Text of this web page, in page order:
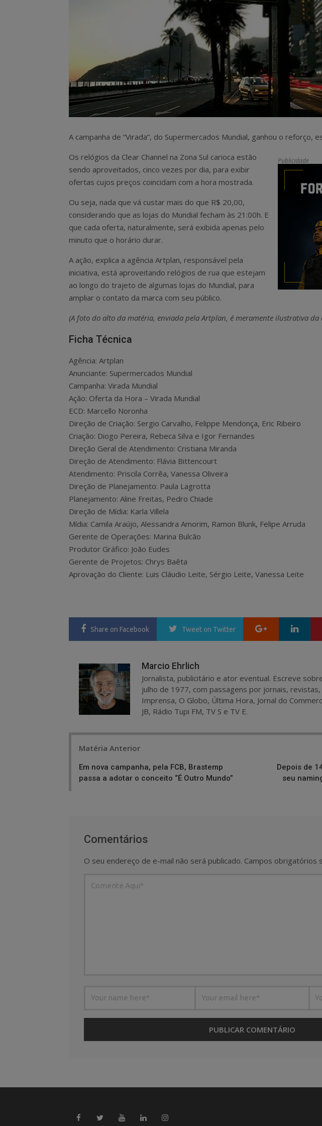
A campanha de “Virada”, do Supermercados Mundial, ganhou o reforço,
Publicidade
Os relógios da Clear Channel na Zona Sul carioca estão
sendo aproveitados, cinco vezes por dia, para exibir
ofertas cujos preços coincidam com a hora mostrada.
Ou seja, nada que vá custar mais do que R$ 20,00,
considerando que as lojas do Mundial fecham às 21:00h. E
que cada oferta, naturalmente, será exibida apenas pelo
minuto que o horário durar.
A ação, explica a agência Artplan, responsável pela
iniciativa, está aproveitando relógios de rua que estejam
ao longo do trajeto de algumas lojas do Mundial, para
ampliar o contato da marca com seu público.
(A foto do alto da matéria, enviada pela Artplan, é meramente ilustrativa da
Ficha Técnica
Agência: Artplan
Anunciante: Supermercados Mundial
Campanha: Virada Mundial
Ação: Oferta da Hora – Virada Mundial
ECD: Marcello Noronha
Direção de Criação: Sergio Carvalho, Felippe Mendonça, Eric Ribeiro
Criação: Diogo Pereira, Rebeca Silva e Igor Fernandes
Direção Geral de Atendimento: Cristiana Miranda
Direção de Atendimento: Flávia Bittencourt
Atendimento: Priscila Corrêa, Vanessa Oliveira
Direção de Planejamento: Paula Lagrotta
Planejamento: Aline Freitas, Pedro Chiade
Direção de Mídia: Karla Villela
Mídia: Camila Araújo, Alessandra Amorim, Ramon Blunk, Felipe Arruda
Gerente de Operações: Marina Bulcão
Produtor Gráfico: João Eudes
Gerente de Projetos: Chrys Baêta
Aprovação do Cliente: Luis Cláudio Leite, Sérgio Leite, Vanessa Leite
Share on Facebook Tweet on Twitter Google+
Marcio Ehrlich
Jornalista, publicitário e ator eventual. Escreve
julho de 1977, com passagens por jornais,
Imprensa, O Globo, Última Hora, Jornal do
JB, Rádio Tupi FM, TV S e TV E.
Matéria Anterior
Em nova campanha, pela FCB, Brastemp
passa a adotar o conceito “É Outro Mundo”
Depois de
seu
Comentários
O seu endereço de e-mail não será publicado. Campos obrigatórios